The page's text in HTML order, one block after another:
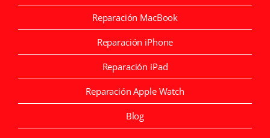
Reparación MacBook
Reparación iPhone
Reparación iPad
Reparación Apple Watch
Blog